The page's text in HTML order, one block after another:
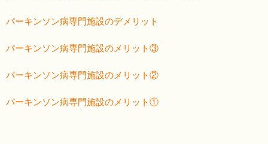
パーキンソン病専門施設のデメリット
パーキンソン病専門施設のメリット③
パーキンソン病専門施設のメリット②
パーキンソン病専門施設のメリット①